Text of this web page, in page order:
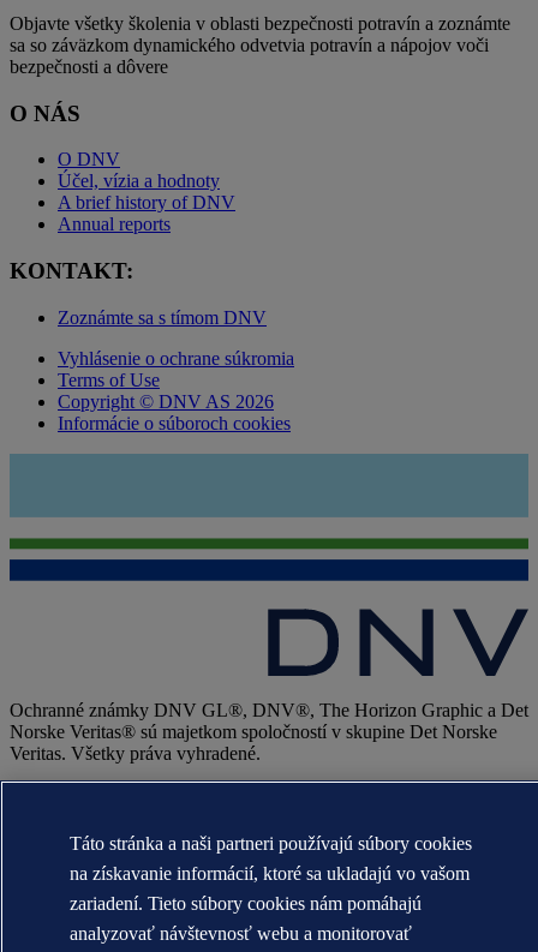
Objavte všetky školenia v oblasti bezpečnosti potravín a zoznámte
sa so záväzkom dynamického odvetvia potravín a nápojov voči
bezpečnosti a dôvere
O NÁS
O DNV
Účel, vízia a hodnoty
A brief history of DNV
Annual reports
KONTAKT:
Zoznámte sa s tímom DNV
Vyhlásenie o ochrane súkromia
Terms of Use
Copyright © DNV AS 2026
Informácie o súboroch cookies
Ochranné známky DNV GL®, DNV®, The Horizon Graphic a Det
Norske Veritas® sú majetkom spoločností v skupine Det Norske
Veritas. Všetky práva vyhradené.
Táto stránka a naši partneri používajú súbory cookies
na získavanie informácií, ktoré sa ukladajú vo vašom
zariadení. Tieto súbory cookies nám pomáhajú
analyzovať návštevnosť webu a monitorovať